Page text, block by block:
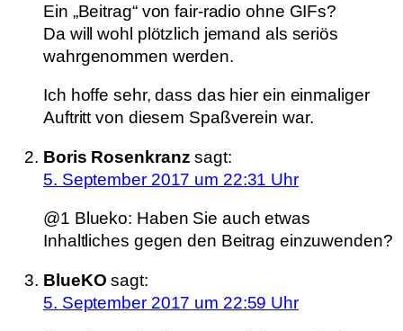
Ein „Beitrag“ von fair-radio ohne GIFs?
Da will wohl plötzlich jemand als seriös
wahrgenommen werden.
Ich hoffe sehr, dass das hier ein einmaliger
Auftritt von diesem Spaßverein war.
Boris Rosenkranz sagt:
5. September 2017 um 22:31 Uhr
@1 Blueko: Haben Sie auch etwas
Inhaltliches gegen den Beitrag einzuwenden?
BlueKO sagt:
5. September 2017 um 22:59 Uhr